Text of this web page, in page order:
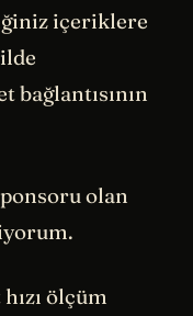
içeriklere
olan
ölçüm